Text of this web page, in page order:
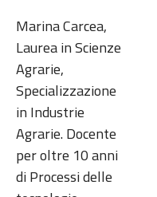
Marina Carcea,
Laurea in Scienze
Agrarie,
Specializzazione
in Industrie
Agrarie. Docente
per oltre 10 anni
di Processi delle